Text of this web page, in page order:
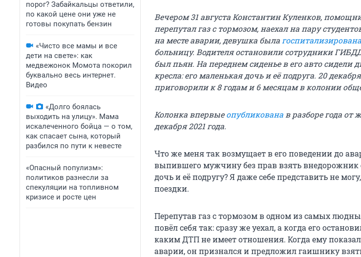
порог? Забайкальцы ответили,
по какой цене они уже не
готовы покупать бензин
«Чисто все мамы и все
дети на свете»: как
медвежонок Момота покорил
буквально весь интернет.
Видео
«Долго боялась
выходить на улицу». Мама
искалеченного бойца — о том,
как спасает сына, который
разбился по пути к невесте
«Опасный популизм»:
политиков разнесли за
спекуляции на топливном
кризисе и росте цен
Вечером 31 августа Константин Куленков,
перепутал газ с тормозом, наехал на пару
на месте аварии, девушка была госпитализирована
больницу. Водителя остановили сотрудники
был пьян. На переднем сиденье в его авто сидели
кресла: его маленькая дочь и её подруга. 20
приговорили к 8 годам и 6 месяцам в колонии
Колонка впервыеопубликована в разборе года от
декабря 2021 года.
Что же меня так возмущает в его поведении до
выпившего мужчину без прав взять внедорожник
дочь и её подругу? Я даже себе представить не
поездки.
Перепутав газ с тормозом в одном из самых
повёл себя так: сразу же уехал, а когда его
каким ДТП не имеет отношения. Когда ему
аварии, он признался и предложил гаишнику